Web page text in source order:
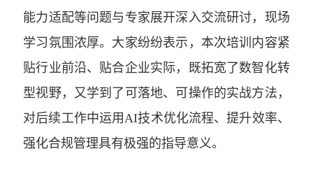
能力适配等问题与专家展开深入交流研讨，现场
学习氛围浓厚。大家纷纷表示，本次培训内容紧
贴行业前沿、贴合企业实际，既拓宽了数智化转
型视野，又学到了可落地、可操作的实战方法，
对后续工作中运用AI技术优化流程、提升效率、
强化合规管理具有极强的指导意义。